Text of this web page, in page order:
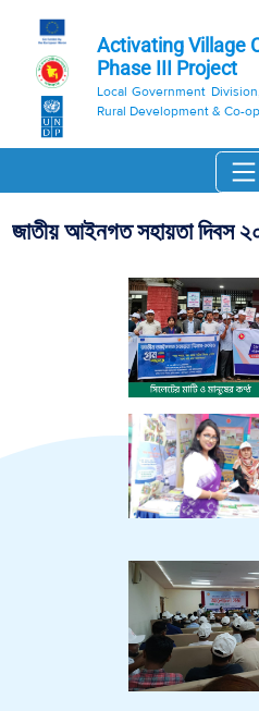
Activating Village
Phase III Project
Local Government
Rural Development & Co-
জাতীয় আইনগত সহায়তা দিবস